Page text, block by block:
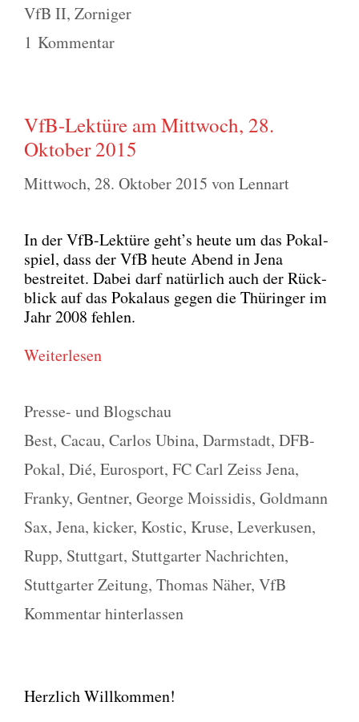
VfB II, Zorniger
1 Kommentar
VfB-Lektüre am Mittwoch, 28.
Oktober 2015
Mittwoch, 28. Oktober 2015 vonLennart
In der VfB-Lek­tü­re geht’s heu­te um das Pokal­
spiel, dass der VfB heu­te Abend in Jena
bestrei­tet. Dabei darf natür­lich auch der Rück­
blick auf das Pokalaus gegen die Thü­rin­ger im
Jahr 2008 feh­len.
Wei­ter­le­sen
Kategorien
Presse- und Blogschau
Schlagwörter
Best, Cacau, Carlos Ubina, Darmstadt, DFB-
Pokal, Dié, Eurosport, FC Carl Zeiss Jena,
Franky, Gentner, George Moissidis, Goldmann
Sax, Jena, kicker, Kostic, Kruse, Leverkusen,
Rupp, Stuttgart, Stuttgarter Nachrichten,
Stuttgarter Zeitung, Thomas Näher, VfB
Kommentar hinterlassen
Herzlich Willkommen!